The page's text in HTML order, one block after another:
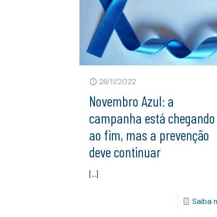
28/11/2022
Novembro Azul: a
campanha está chegando
ao fim, mas a prevenção
deve continuar
[…]
Saiba